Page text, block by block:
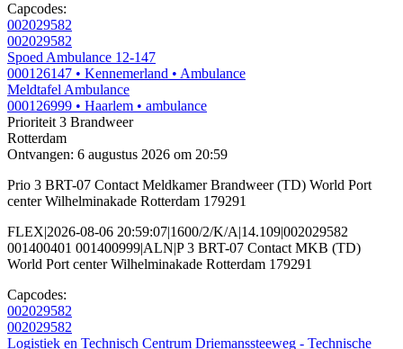
Capcodes:
002029582
002029582
Spoed Ambulance 12-147
000126147 • Kennemerland • Ambulance
Meldtafel Ambulance
000126999 • Haarlem • ambulance
Prioriteit 3 Brandweer
Rotterdam
Ontvangen: 6 augustus 2026 om 20:59
Prio 3 BRT-07 Contact Meldkamer Brandweer (TD) World Port
center Wilhelminakade Rotterdam 179291
FLEX|2026-08-06 20:59:07|1600/2/K/A|14.109|002029582
001400401 001400999|ALN|P 3 BRT-07 Contact MKB (TD)
World Port center Wilhelminakade Rotterdam 179291
Capcodes:
002029582
002029582
Logistiek en Technisch Centrum Driemanssteeweg - Technische